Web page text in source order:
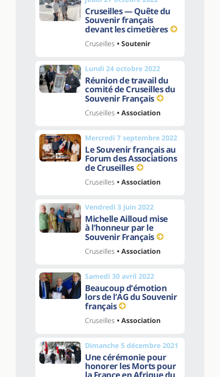
Cruseilles — Quête du
Souvenir français
devant les cimetières
Cruseilles • Soutenir
Lundi 24 octobre 2022
Réunion de travail du
comité de Cruseilles du
Souvenir Français
Cruseilles • Association
Mercredi 7 septembre 2022
Le Souvenir français au
Forum des Associations
de Cruseilles
Cruseilles • Association
Vendredi 3 juin 2022
Michelle Ailloud mise
à l’honneur par le
Souvenir Français
Cruseilles • Association
Samedi 30 avril 2022
Beaucoup d’émotion
lors de l’AG du Souvenir
français
Cruseilles • Association
Dimanche 5 décembre 2021
Une cérémonie pour
honorer les Morts pour